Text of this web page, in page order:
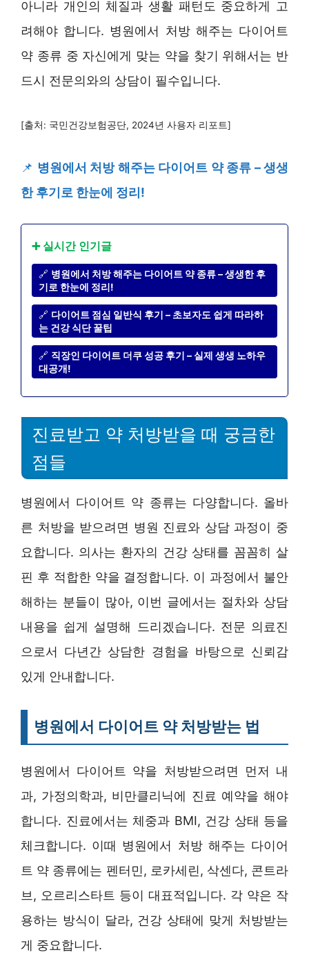
아니라 개인의 체질과 생활 패턴도 중요하게 고
려해야 합니다. 병원에서 처방 해주는 다이어트
약 종류 중 자신에게 맞는 약을 찾기 위해서는 반
드시 전문의와의 상담이 필수입니다.
[출처: 국민건강보험공단, 2024년 사용자 리포트]
📌 병원에서 처방 해주는 다이어트 약 종류 – 생생
한 후기로 한눈에 정리!
➕ 실시간 인기글
🔗 병원에서 처방 해주는 다이어트 약 종류 – 생생한 후
기로 한눈에 정리!
🔗 다이어트 점심 일반식 후기 – 초보자도 쉽게 따라하
는 건강 식단 꿀팁
🔗 직장인 다이어트 더쿠 성공 후기 – 실제 생생 노하우
대공개!
진료받고 약 처방받을 때 궁금한
점들
병원에서 다이어트 약 종류는 다양합니다. 올바
른 처방을 받으려면 병원 진료와 상담 과정이 중
요합니다. 의사는 환자의 건강 상태를 꼼꼼히 살
핀 후 적합한 약을 결정합니다. 이 과정에서 불안
해하는 분들이 많아, 이번 글에서는 절차와 상담
내용을 쉽게 설명해 드리겠습니다. 전문 의료진
으로서 다년간 상담한 경험을 바탕으로 신뢰감
있게 안내합니다.
병원에서 다이어트 약 처방받는 법
병원에서 다이어트 약을 처방받으려면 먼저 내
과, 가정의학과, 비만클리닉에 진료 예약을 해야
합니다. 진료에서는 체중과 BMI, 건강 상태 등을
체크합니다. 이때 병원에서 처방 해주는 다이어
트 약 종류에는 펜터민, 로카세린, 삭센다, 콘트라
브, 오르리스타트 등이 대표적입니다. 각 약은 작
용하는 방식이 달라, 건강 상태에 맞게 처방받는
게 중요합니다.